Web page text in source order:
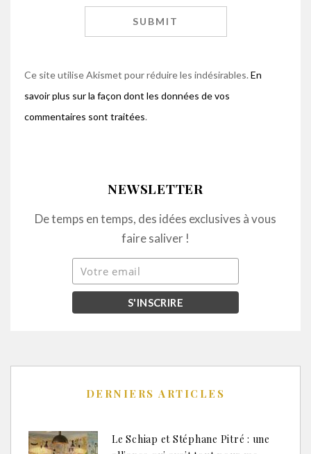
Ce site utilise Akismet pour réduire les indésirables.En
savoir plus sur la façon dont les données de vos
commentaires sont traitées.
NEWSLETTER
De temps en temps, des idées exclusives à vous
faire saliver !
DERNIERS ARTICLES
Le Schiap et Stéphane Pitré : une